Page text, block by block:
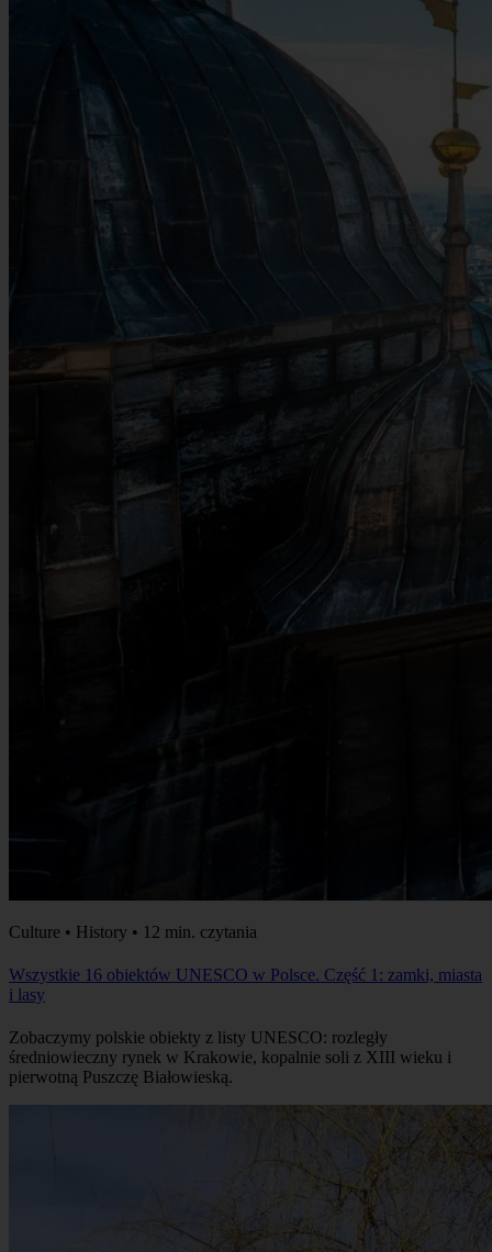
Culture • History • 12 min. czytania
Wszystkie 16 obiektów UNESCO w Polsce. Część 1: zamki, miasta
i lasy
Zobaczymy polskie obiekty z listy UNESCO: rozległy
średniowieczny rynek w Krakowie, kopalnie soli z XIII wieku i
pierwotną Puszczę Białowieską.